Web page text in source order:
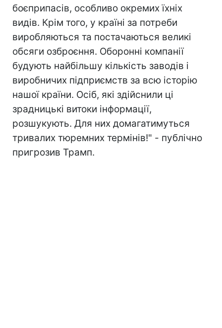
боєприпасів, особливо окремих їхніх
видів. Крім того, у країні за потреби
виробляються та постачаються великі
обсяги озброєння. Оборонні компанії
будують найбільшу кількість заводів і
виробничих підприємств за всю історію
нашої країни. Осіб, які здійснили ці
зрадницькі витоки інформації,
розшукують. Для них домагатимуться
тривалих тюремних термінів!" - публічно
пригрозив Трамп.